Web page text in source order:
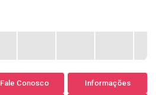
Fale Conosco Informações